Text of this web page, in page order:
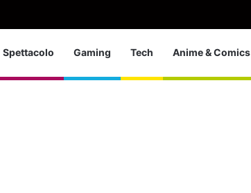
Spettacolo Gaming Tech Anime & Comics